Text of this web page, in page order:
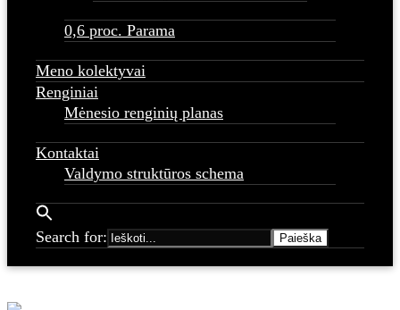
0,6 proc. Parama
Meno kolektyvai
Renginiai
Mėnesio renginių planas
Kontaktai
Valdymo struktūros schema
Search for: